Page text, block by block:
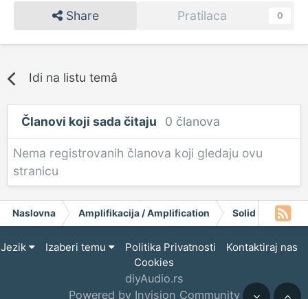
Share Pratilaca 0
Idi na listu temâ
Članovi koji sada čitaju 0 članova
Nema registrovanih članova koji gledaju ovu
stranicu
Naslovna Amplifikacija / Amplification Solid State
Jezik Izaberi temu Politika Privatnosti
Kontaktiraj nas
Cookies
diyAudio.rs
Powered by Invision Community